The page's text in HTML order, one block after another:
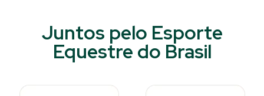
Juntos pelo Esporte
Equestre do Brasil​